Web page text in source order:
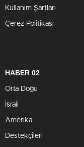
Kullanım Şartları
Çerez Politikası
HABER 02
Orta Doğu
İsrail
Amerika
Destekçileri